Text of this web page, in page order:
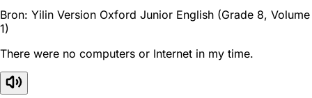
Bron: Yilin Version Oxford Junior English (Grade 8, Volume
1)
There were no computers or Internet in my time.